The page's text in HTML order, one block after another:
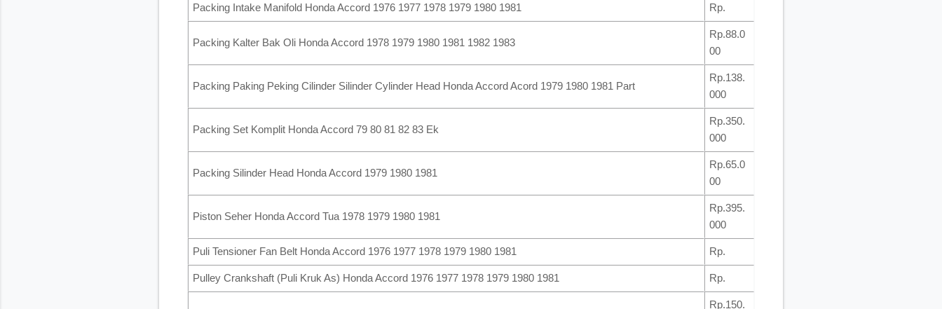
Packing Intake Manifold Honda Accord 1976 1977 1978 1979 1980 1981 Rp.
Packing Kalter Bak Oli Honda Accord 1978 1979 1980 1981 1982 1983
Rp.88.0
00
Packing Paking Peking Cilinder Silinder Cylinder Head Honda Accord Acord 1979 1980 1981 Part
Rp.138.
000
Packing Set Komplit Honda Accord 79 80 81 82 83 Ek
Rp.350.
000
Packing Silinder Head Honda Accord 1979 1980 1981
Rp.65.0
00
Piston Seher Honda Accord Tua 1978 1979 1980 1981
Rp.395.
000
Puli Tensioner Fan Belt Honda Accord 1976 1977 1978 1979 1980 1981 Rp.
Pulley Crankshaft (Puli Kruk As) Honda Accord 1976 1977 1978 1979 1980 1981 Rp.
Rp.150.